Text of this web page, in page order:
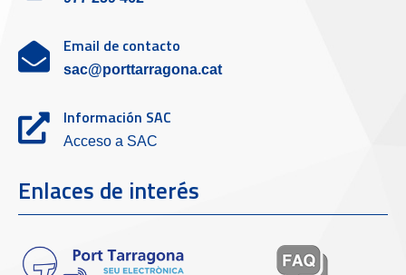
Email de contacto
sac@porttarragona.cat
Información SAC
Acceso a SAC
Enlaces de interés